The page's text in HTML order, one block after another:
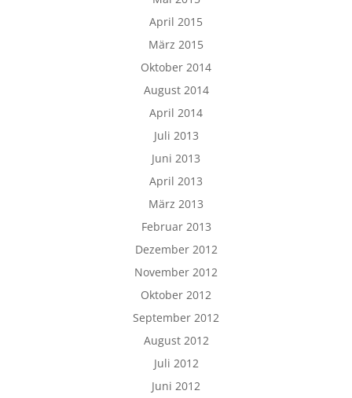
April 2015
März 2015
Oktober 2014
August 2014
April 2014
Juli 2013
Juni 2013
April 2013
März 2013
Februar 2013
Dezember 2012
November 2012
Oktober 2012
September 2012
August 2012
Juli 2012
Juni 2012